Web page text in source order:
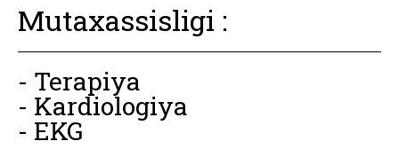
Mutaxassisligi :
- Terapiya
- Kardiologiya
- EKG